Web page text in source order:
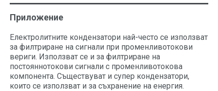
Приложение
Електролитните кондензатори най-често се използват
за филтриране на сигнали при променливотокови
вериги. Използват се и за филтриране на
постояннотокови сигнали с променливотокова
компонента. Съществуват и супер кондензатори,
които се използват и за съхранение на енергия.